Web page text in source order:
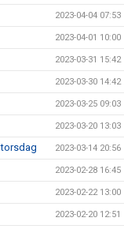
2023-04-04 07:53
2023-04-01 10:00
2023-03-31 15:42
2023-03-30 14:42
2023-03-25 09:03
2023-03-20 13:03
2023-03-14 20:56
2023-02-28 16:45
2023-02-22 13:00
2023-02-20 12:51